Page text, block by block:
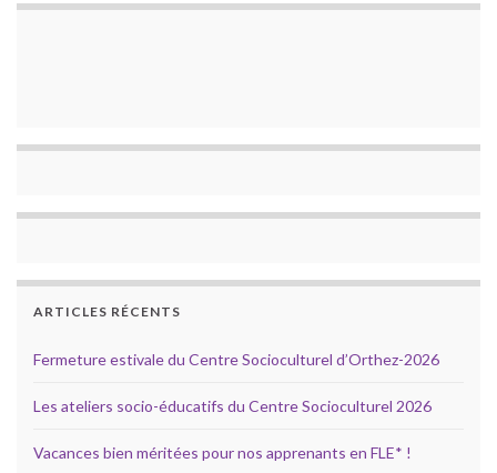
ARTICLES RÉCENTS
Fermeture estivale du Centre Socioculturel d’Orthez-2026
Les ateliers socio-éducatifs du Centre Socioculturel 2026
Vacances bien méritées pour nos apprenants en FLE* !